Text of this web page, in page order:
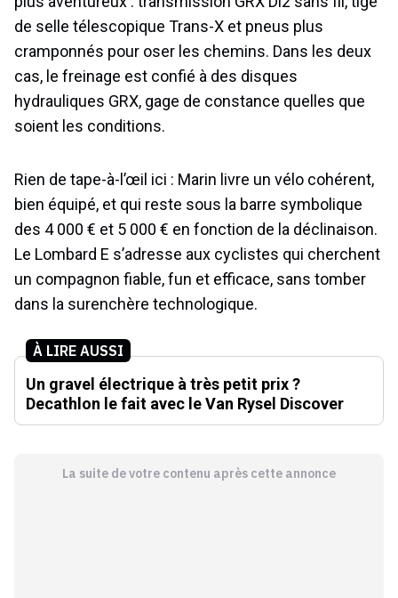
de selle télescopique Trans-X et pneus plus
cramponnés pour oser les chemins. Dans les deux
cas, le freinage est confié à des disques
hydrauliques GRX, gage de constance quelles que
soient les conditions.
Rien de tape-à-l’œil ici : Marin livre un vélo cohérent,
bien équipé, et qui reste sous la barre symbolique
des 4 000 € et 5 000 € en fonction de la déclinaison.
Le Lombard E s’adresse aux cyclistes qui cherchent
un compagnon fiable, fun et efficace, sans tomber
dans la surenchère technologique.
À LIRE AUSSI
Un gravel électrique à très petit prix ?
Decathlon le fait avec le Van Rysel Discover
La suite de votre contenu après cette annonce